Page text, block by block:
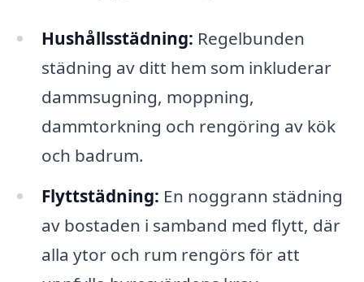
Hushållsstädning: Regelbunden
städning av ditt hem som inkluderar
dammsugning, moppning,
dammtorkning och rengöring av kök
och badrum.
Flyttstädning: En noggrann städning
av bostaden i samband med flytt, där
alla ytor och rum rengörs för att